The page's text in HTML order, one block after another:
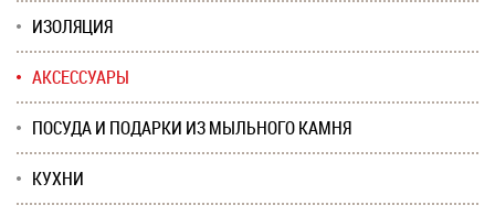
ИЗОЛЯЦИЯ
АКСЕССУАРЫ
ПОСУДА И ПОДАРКИ ИЗ МЫЛЬНОГО КАМНЯ
КУХНИ